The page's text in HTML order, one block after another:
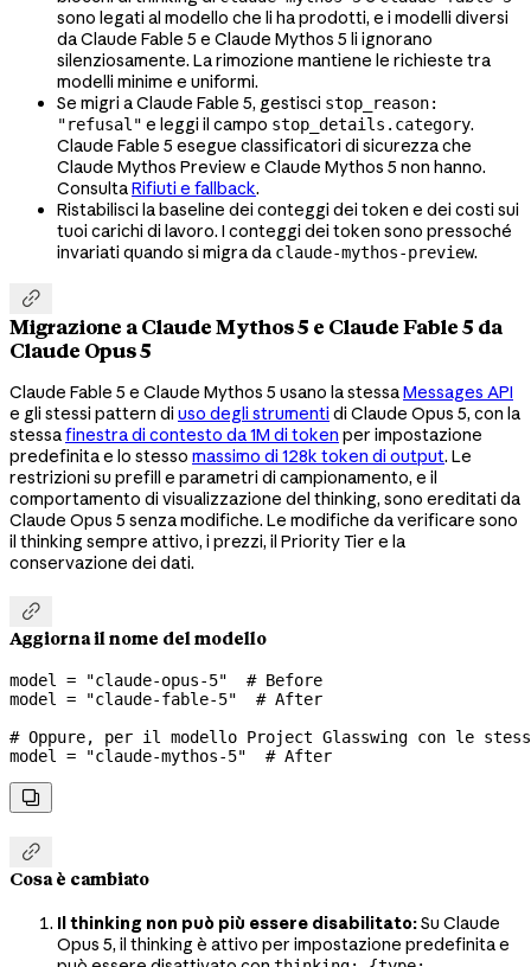
sono legati al modello che li ha prodotti, e i modelli diversi
da Claude Fable 5 e Claude Mythos 5 li ignorano
silenziosamente. La rimozione mantiene le richieste tra
modelli minime e uniformi.
Se migri a Claude Fable 5, gestisci stop_reason:
"refusal" e leggi il campo stop_details.category.
Claude Fable 5 esegue classificatori di sicurezza che
Claude Mythos Preview e Claude Mythos 5 non hanno.
ConsultaRifiuti e fallback.
Ristabilisci la baseline dei conteggi dei token e dei costi sui
tuoi carichi di lavoro. I conteggi dei token sono pressoché
invariati quando si migra da claude-mythos-preview.

Migrazione a Claude Mythos 5 e Claude Fable 5 da
Claude Opus 5
Claude Fable 5 e Claude Mythos 5 usano la stessaMessages API
e gli stessi pattern di uso degli strumenti di Claude Opus 5, con la
stessafinestra di contesto da 1M di token per impostazione
predefinita e lo stesso massimo di 128k token di output. Le
restrizioni su prefill e parametri di campionamento, e il
comportamento di visualizzazione del thinking, sono ereditati da
Claude Opus 5 senza modifiche. Le modifiche da verificare sono
il thinking sempre attivo, i prezzi, il Priority Tier e la
conservazione dei dati.

Aggiorna il nome del modello
model = "claude-opus-5"
  # Before
model = "claude-fable-5"
  # After
# Oppure, per il modello Project Glasswing con le
model = "claude-mythos-5"
  # After


Cosa è cambiato
Il thinking non può più essere disabilitato:Su Claude
Opus 5, il thinking è attivo per impostazione predefinita e